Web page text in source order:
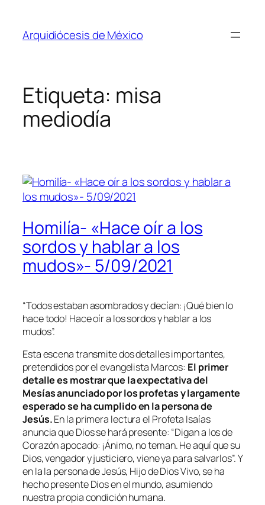
contenido
Arquidiócesis de México
Etiqueta: misa
mediodía
Homilía- «Hace oír a los
sordos y hablar a los
mudos»- 5/09/2021
“Todos estaban asombrados y decían: ¡Qué bien lo
hace todo! Hace oír a los sordos y hablar a los
mudos”.
Esta escena transmite dos detalles importantes,
pretendidos por el evangelista Marcos: El primer
detalle es mostrar que la expectativa del
Mesías anunciado por los profetas y largamente
esperado se ha cumplido en la persona de
Jesús.En la primera lectura el Profeta Isaías
anuncia que Dios se hará presente: “Digan a los de
Corazón apocado: ¡Ánimo, no teman. He aquí que su
Dios, vengador y justiciero, viene ya para salvarlos”. Y
en la la persona de Jesús, Hijo de Dios Vivo, se ha
hecho presente Dios en el mundo, asumiendo
nuestra propia condición humana.